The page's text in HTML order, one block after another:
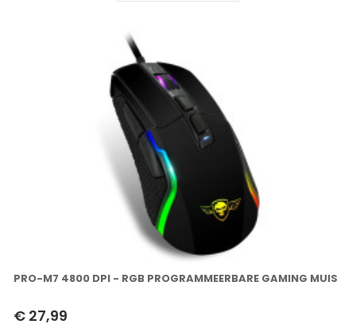
PRO-M7 4800 DPI - RGB PROGRAMMEERBARE GAMING MUIS
€ 27,99